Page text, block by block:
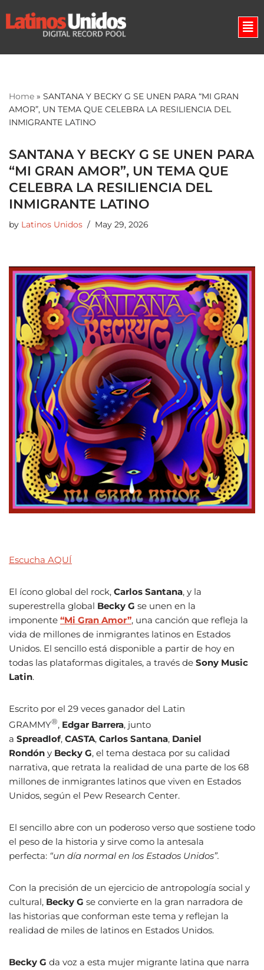
Skip
Home » SANTANA Y BECKY G SE UNEN PARA “MI GRAN
AMOR”, UN TEMA QUE CELEBRA LA RESILIENCIA DEL
INMIGRANTE LATINO
SANTANA Y BECKY G SE UNEN PARA
“MI GRAN AMOR”, UN TEMA QUE
CELEBRA LA RESILIENCIA DEL
INMIGRANTE LATINO
by Latinos Unidos May 29, 2026
Escucha AQUÍ
El ícono global del rock, Carlos Santana, y la
superestrella global Becky G se unen en la
imponente “Mi Gran Amor”, una canción que refleja la
vida de millones de inmigrantes latinos en Estados
Unidos. El sencillo está disponible a partir de hoy en
todas las plataformas digitales, a través de Sony Music
Latin.
Escrito por el 29 veces ganador del Latin
GRAMMY®, Edgar Barrera, junto
a Spreadlof, CASTA, Carlos Santana, Daniel
Rondón y Becky G, el tema destaca por su calidad
narrativa, que retrata la realidad de una parte de los 68
millones de inmigrantes latinos que viven en Estados
Unidos, según el Pew Research Center.
El sencillo abre con un poderoso verso que sostiene todo
el peso de la historia y sirve como la antesala
perfecta: “un día normal en los Estados Unidos”.
Con la precisión de un ejercicio de antropología social y
cultural, Becky G se convierte en la gran narradora de
las historias que conforman este tema y reflejan la
realidad de miles de latinos en Estados Unidos.
Becky G da voz a esta mujer migrante latina que narra